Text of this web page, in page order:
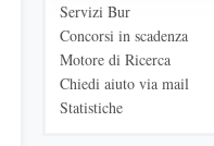
Servizi Bur
Concorsi in scadenza
Motore di Ricerca
Chiedi aiuto via mail
Statistiche